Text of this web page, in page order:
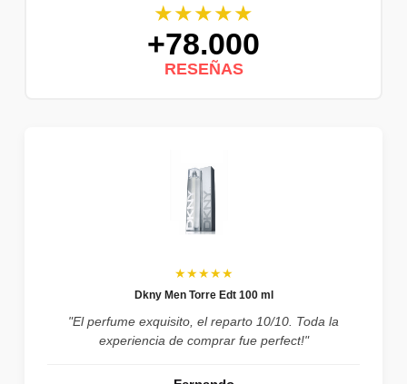
★★★★★
+78.000
RESEÑAS
★★★★★
Dkny Men Torre Edt 100 ml
"El perfume exquisito, el reparto 10/10. Toda la
experiencia de comprar fue perfect!"